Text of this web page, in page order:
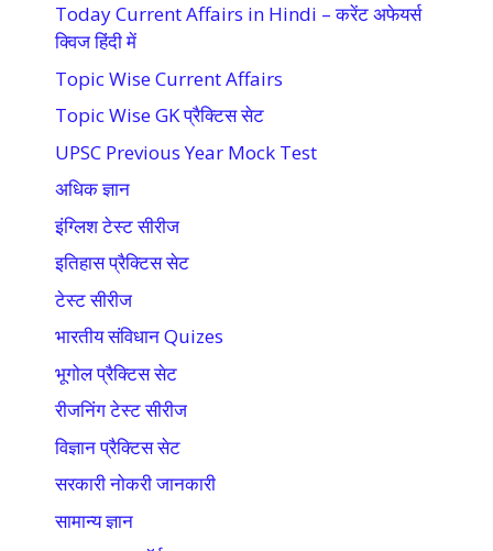
Today Current Affairs in Hindi – करेंट अफेयर्स
क्विज हिंदी में
Topic Wise Current Affairs
Topic Wise GK प्रैक्टिस सेट
UPSC Previous Year Mock Test
अधिक ज्ञान
इंग्लिश टेस्ट सीरीज
इतिहास प्रैक्टिस सेट
टेस्ट सीरीज
भारतीय संविधान Quizes
भूगोल प्रैक्टिस सेट
रीजनिंग टेस्ट सीरीज
विज्ञान प्रैक्टिस सेट
सरकारी नोकरी जानकारी
सामान्य ज्ञान